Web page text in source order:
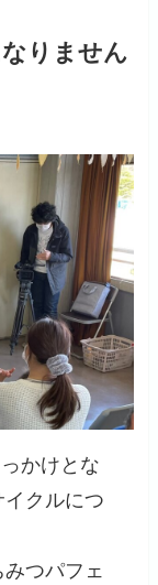
りません
かけとな
クルにつ
つパフェ